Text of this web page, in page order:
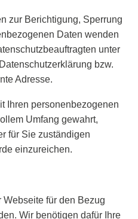
zur Berichtigung, Sperrung
Daten wenden
unter
bzw.
Adresse.
Ihren personenbezogenen
Umfang gewahrt,
für Sie zuständigen
einzureichen.
für den Bezug
Wir benötigen dafür Ihre